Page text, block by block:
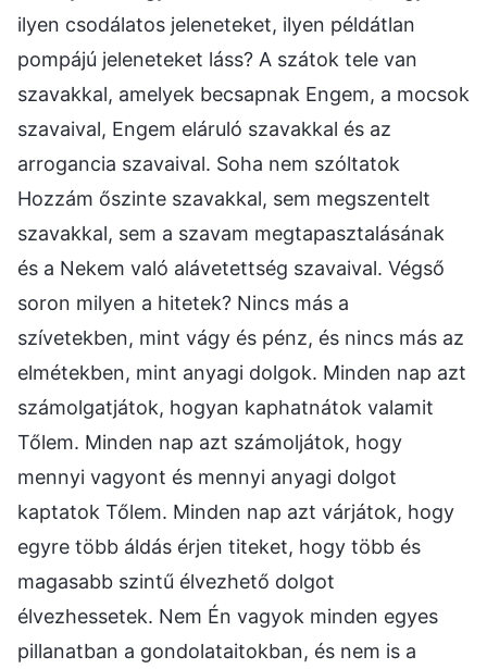
ilyen csodálatos jeleneteket, ilyen példátlan
pompájú jeleneteket láss? A szátok tele van
szavakkal, amelyek becsapnak Engem, a mocsok
szavaival, Engem eláruló szavakkal és az
arrogancia szavaival. Soha nem szóltatok
Hozzám őszinte szavakkal, sem megszentelt
szavakkal, sem a szavam megtapasztalásának
és a Nekem való alávetettség szavaival. Végső
soron milyen a hitetek? Nincs más a
szívetekben, mint vágy és pénz, és nincs más az
elmétekben, mint anyagi dolgok. Minden nap azt
számolgatjátok, hogyan kaphatnátok valamit
Tőlem. Minden nap azt számoljátok, hogy
mennyi vagyont és mennyi anyagi dolgot
kaptatok Tőlem. Minden nap azt várjátok, hogy
egyre több áldás érjen titeket, hogy több és
magasabb szintű élvezhető dolgot
élvezhessetek. Nem Én vagyok minden egyes
pillanatban a gondolataitokban, és nem is a